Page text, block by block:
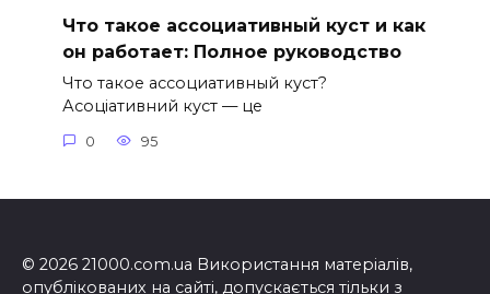
Что такое ассоциативный куст и как
он работает: Полное руководство
Что такое ассоциативный куст?
Асоціативний куст — це
0 95
© 2026 21000.com.ua Використання матеріалів,
опублікованих на сайті, допускається тільки з